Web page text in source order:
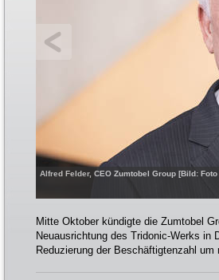
Alfred Felder, CEO Zumtobel Group [Bild:
Mitte Oktober kündigte die Zumtobel
Neuausrichtung des Tridonic-Werks in
Reduzierung der Beschäftigtenzahl